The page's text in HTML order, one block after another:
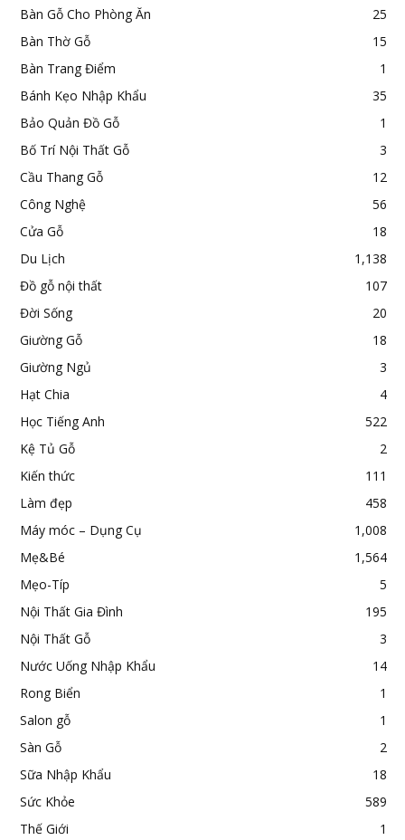
Bàn Gỗ Cho Phòng Ăn
25
Bàn Thờ Gỗ
15
Bàn Trang Điểm
1
Bánh Kẹo Nhập Khẩu
35
Bảo Quản Đồ Gỗ
1
Bố Trí Nội Thất Gỗ
3
Cầu Thang Gỗ
12
Công Nghệ
56
Cửa Gỗ
18
Du Lịch
1,138
Đồ gỗ nội thất
107
Đời Sống
20
Giường Gỗ
18
Giường Ngủ
3
Hạt Chia
4
Học Tiếng Anh
522
Kệ Tủ Gỗ
2
Kiến thức
111
Làm đẹp
458
Máy móc – Dụng Cụ
1,008
Mẹ&Bé
1,564
Mẹo-Típ
5
Nội Thất Gia Đình
195
Nội Thất Gỗ
3
Nước Uống Nhập Khẩu
14
Rong Biển
1
Salon gỗ
1
Sàn Gỗ
2
Sữa Nhập Khẩu
18
Sức Khỏe
589
Thế Giới
1